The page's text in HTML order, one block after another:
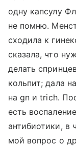
одну капсулу
не помню.
сходила к
сказала, что
делать
кольпит; дала
на gn и trich.
есть
антибиотики, в
мой вопрос о